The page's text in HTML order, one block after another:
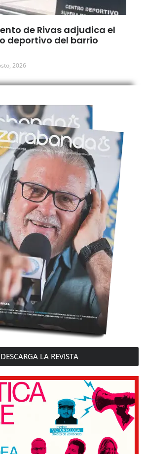
de Rivas adjudica el
deportivo del barrio
2026
DESCARGA LA REVISTA